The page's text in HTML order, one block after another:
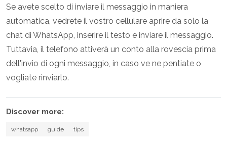
Se avete scelto di inviare il messaggio in maniera
automatica, vedrete il vostro cellulare aprire da solo la
chat di WhatsApp, inserire il testo e inviare il messaggio.
Tuttavia, il telefono attiverà un conto alla rovescia prima
dell'invio di ogni messaggio, in caso ve ne pentiate o
vogliate rinviarlo.
Discover more:
whatsapp guide tips